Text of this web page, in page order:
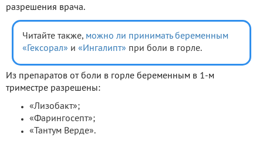
разрешения врача.
Читайте также, можно ли принимать беременным
«Гексорал» и «Ингалипт» при боли в горле.
Из препаратов от боли в горле беременным в 1-м
триместре разрешены:
«Лизобакт»;
«Фарингосепт»;
«Тантум Верде».